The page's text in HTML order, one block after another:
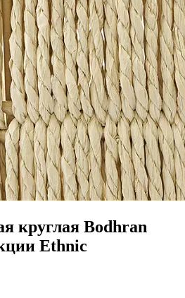
круглая Bodhran
Ethnic